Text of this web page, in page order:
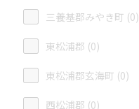
三養基郡みやき町 (0)
東松浦郡 (0)
東松浦郡玄海町 (0)
西松浦郡 (0)